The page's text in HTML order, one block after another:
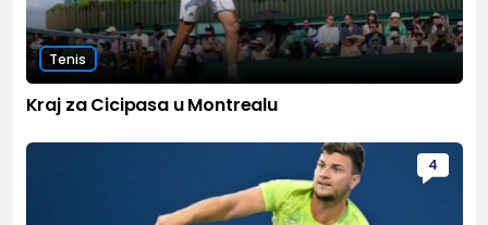
Tenis
Kraj za Cicipasa u Montrealu
4